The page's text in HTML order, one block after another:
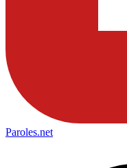
Paroles.net